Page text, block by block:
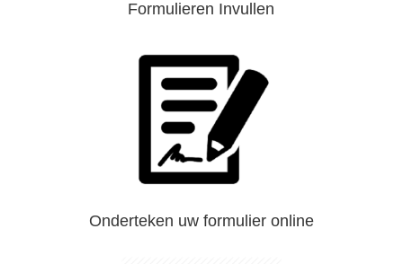
Formulieren Invullen
Onderteken uw formulier online